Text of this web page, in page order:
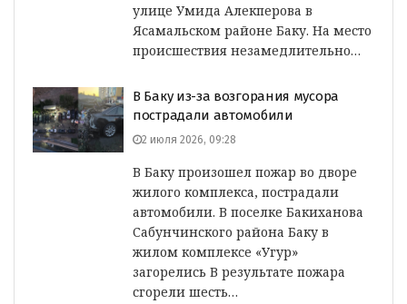
улице Умида Алекперова в
Ясамальском районе Баку. На место
происшествия незамедлительно…
В Баку из-за возгорания мусора
пострадали автомобили
2 июля 2026, 09:28
В Баку произошел пожар во дворе
жилого комплекса, пострадали
автомобили. В поселке Бакиханова
Сабунчинского района Баку в
жилом комплексе «Угур»
загорелись В результате пожара
сгорели шесть…